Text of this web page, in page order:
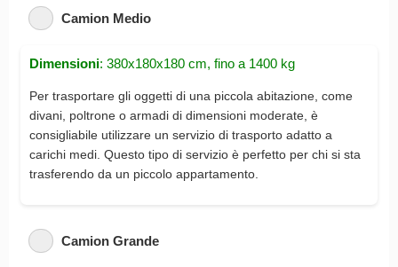
Camion Medio
Dimensioni: 380x180x180 cm, fino a 1400 kg
Per trasportare gli oggetti di una piccola abitazione, come
divani, poltrone o armadi di dimensioni moderate, è
consigliabile utilizzare un servizio di trasporto adatto a
carichi medi. Questo tipo di servizio è perfetto per chi si sta
trasferendo da un piccolo appartamento.
Camion Grande